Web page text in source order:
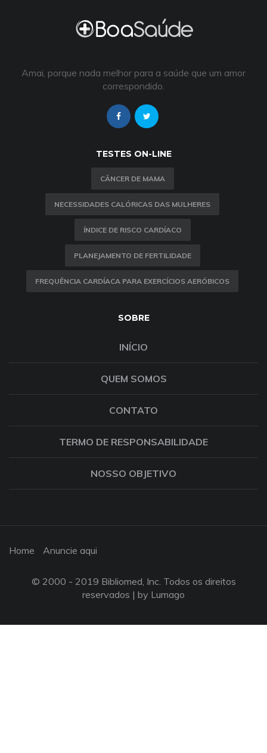
Amai, porque nada melhor para a saúde que um amor
correspondido.
TESTES ON-LINE
CÂNCER DE MAMA
NECESSIDADES CALÓRICAS DAS MULHERES
ÍNDICE DE RISCO CARDÍACO
PLANEJAMENTO DE FERTILIDADE
FREQUÊNCIA CARDÍACA PARA EXERCÍCIOS AERÓBICOS
SOBRE
INÍCIO
QUEM SOMOS
CONTATO
TERMO DE RESPONSABILIDADE
NOSSO OBJETIVO
Home Anuncie aqui
© 2000 - 2019 Bibliomed, Inc. Todos os direitos
reservados | by Lumago